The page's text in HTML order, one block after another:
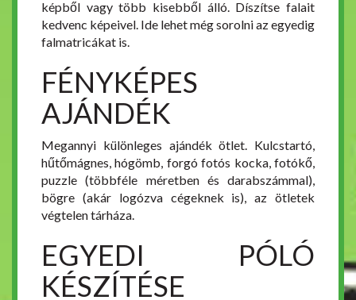
képből vagy több kisebből álló. Díszítse falait
kedvenc képeivel. Ide lehet még sorolni az egyedig
falmatricákat is.
FÉNYKÉPES
AJÁNDÉK
Megannyi különleges ajándék ötlet. Kulcstartó,
hűtőmágnes, hógömb, forgó fotós kocka, fotókő,
puzzle (többféle méretben és darabszámmal),
bögre (akár logózva cégeknek is), az ötletek
végtelen tárháza.
EGYEDI PÓLÓ
KÉSZÍTÉSE